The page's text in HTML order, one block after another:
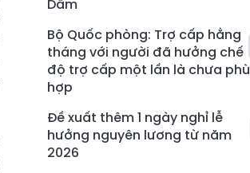
Dầm
Bộ Quốc phòng: Trợ cấp hằng
tháng với người đã hưởng chế
độ trợ cấp một lần là chưa phù
hợp
Đề xuất thêm 1 ngày nghỉ lễ
hưởng nguyên lương từ năm
2026